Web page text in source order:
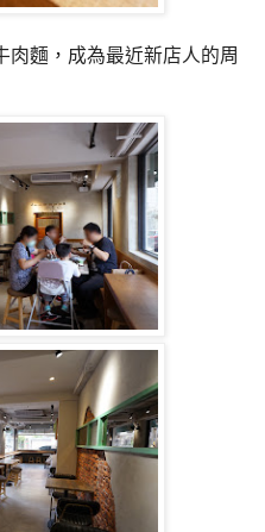
肉麵，成為最近新店人的周